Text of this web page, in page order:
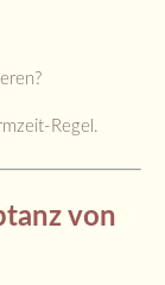
Regel.
von